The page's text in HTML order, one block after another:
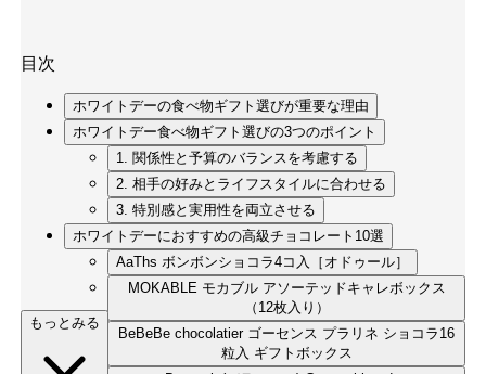
目次
ホワイトデーの食べ物ギフト選びが重要な理由
ホワイトデー食べ物ギフト選びの3つのポイント
1. 関係性と予算のバランスを考慮する
2. 相手の好みとライフスタイルに合わせる
3. 特別感と実用性を両立させる
ホワイトデーにおすすめの高級チョコレート10選
AaThs ボンボンショコラ4コ入［オドゥール］
MOKABLE モカブル アソーテッドキャレボックス
（12枚入り）
BeBeBe chocolatier ゴーセンス プラリネ ショコラ16
粒入 ギフトボックス
もっとみる